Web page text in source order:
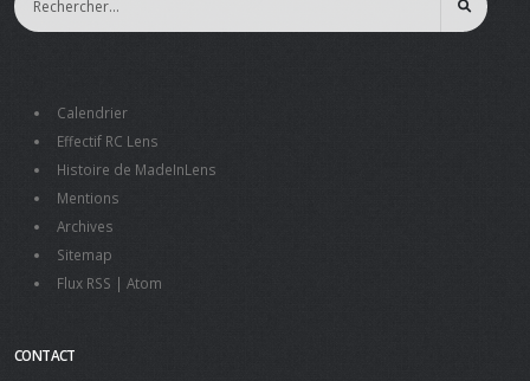
Calendrier
Effectif RC Lens
Histoire de MadeInLens
Mentions
Archives
Sitemap
Flux RSS | Atom
CONTACT